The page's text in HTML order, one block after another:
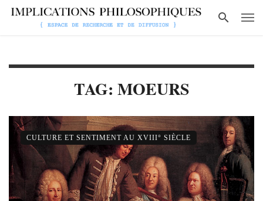
TAG: MOEURS
CULTURE ET SENTIMENT AU XVIII° SIÈCLE